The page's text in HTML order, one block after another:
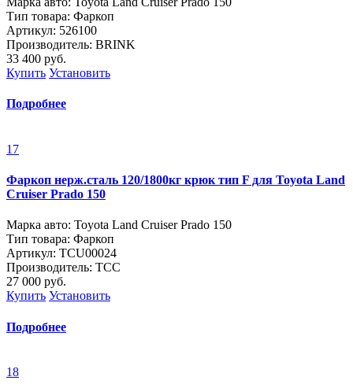
Тип товара: Фаркоп
Артикул: 526100
Производитель: BRINK
33 400 руб.
Купить Установить
Подробнее
17
Фаркоп нерж.сталь 120/1800кг крюк тип F для Toyota Land
Cruiser Prado 150
Марка авто: Toyota Land Cruiser Prado 150
Тип товара: Фаркоп
Артикул: TCU00024
Производитель: ТСС
27 000 руб.
Купить Установить
Подробнее
18